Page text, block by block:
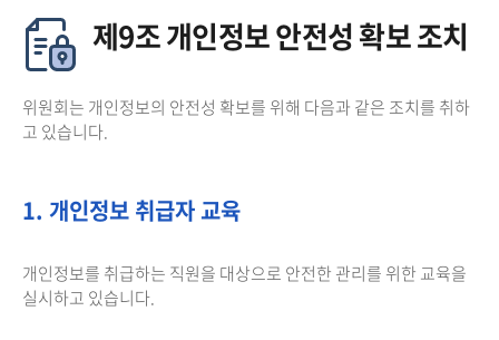
제9조 개인정보 안전성 확보 조치
위원회는 개인정보의 안전성 확보를 위해 다음과 같은 조치를 취하
고 있습니다.
1. 개인정보 취급자 교육
개인정보를 취급하는 직원을 대상으로 안전한 관리를 위한 교육을
실시하고 있습니다.